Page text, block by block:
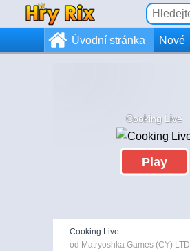
Úvodní stránka Nové
Cooking Live
Play
Cooking Live
od Matryoshka Games (CY) LTD